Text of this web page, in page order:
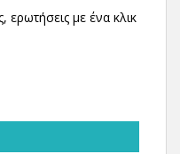
ερωτήσεις με ένα κλικ